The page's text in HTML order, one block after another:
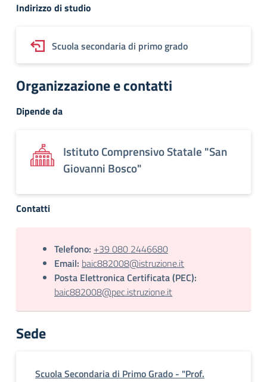
Indirizzo di studio
Scuola secondaria di primo grado
Organizzazione e contatti
Dipende da
Istituto Comprensivo Statale "San
Giovanni Bosco"
Contatti
Telefono: +39 080 2446680
Email: baic882008@istruzione.it
Posta Elettronica Certificata (PEC):
baic882008@pec.istruzione.it
Sede
Scuola Secondaria di Primo Grado - "Prof.